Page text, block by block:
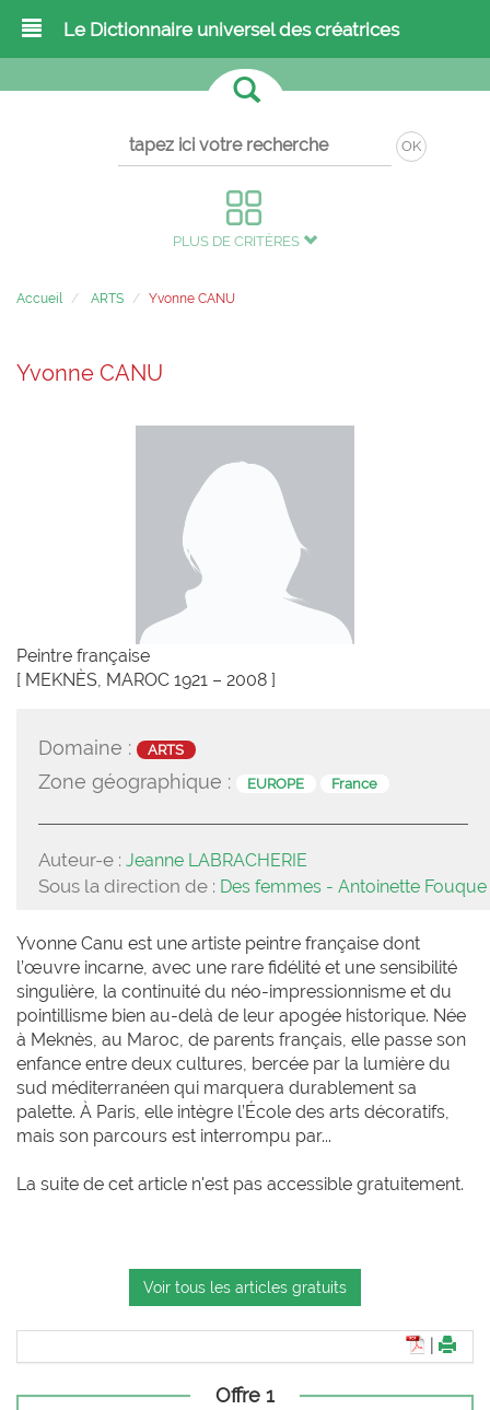
Le Dictionnaire universel des créatrices
OK
PLUS DE CRITÈRES
Accueil ARTS Yvonne CANU
Yvonne CANU
Peintre française
[ MEKNÈS, MAROC 1921 – 2008 ]
Domaine : ARTS
Zone géographique : EUROPE France
Auteur-e : Jeanne LABRACHERIE
Sous la direction de : Des femmes - Antoinette Fouque
Yvonne Canu est une artiste peintre française dont
l’œuvre incarne, avec une rare fidélité et une sensibilité
singulière, la continuité du néo-impressionnisme et du
pointillisme bien au-delà de leur apogée historique. Née
à Meknès, au Maroc, de parents français, elle passe son
enfance entre deux cultures, bercée par la lumière du
sud méditerranéen qui marquera durablement sa
palette. À Paris, elle intègre l’École des arts décoratifs,
mais son parcours est interrompu par...
La suite de cet article n'est pas accessible gratuitement.
Voir tous les articles gratuits
Offre 1